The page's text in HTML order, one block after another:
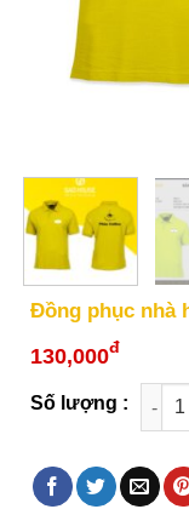
Đồng phục nhà
130,000đ